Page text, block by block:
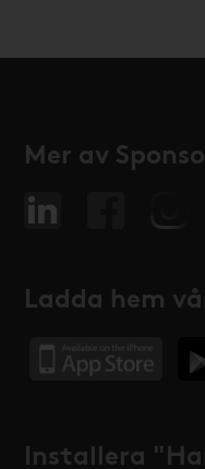
Mer av
Ladda hem
Installera